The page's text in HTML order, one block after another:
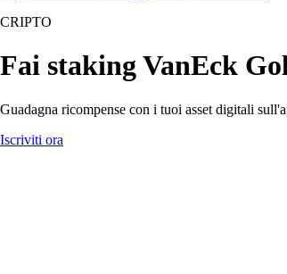
CRIPTO
Fai staking VanEck
Guadagna ricompense con i tuoi asset digitali
Iscriviti ora